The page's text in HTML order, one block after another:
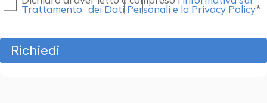
Trattamento dei Dati Personali e la Privacy Policy